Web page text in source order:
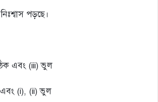
পড়ছে।
এবং (iii) ভুল
(i), (ii) ভুল